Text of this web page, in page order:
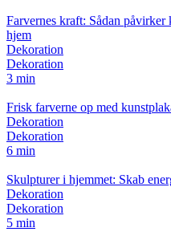
Farvernes kraft: Sådan påvirker
hjem
Dekoration
Dekoration
3 min
Frisk farverne op med
Dekoration
Dekoration
6 min
Skulpturer i hjemmet: Skab
Dekoration
Dekoration
5 min